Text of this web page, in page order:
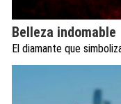
Belleza indomable
El diamante que